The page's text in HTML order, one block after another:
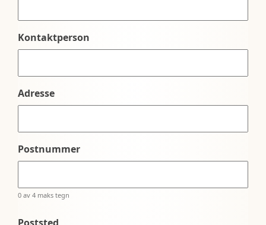
Kontaktperson
Adresse
Postnummer
0 av 4 maks tegn